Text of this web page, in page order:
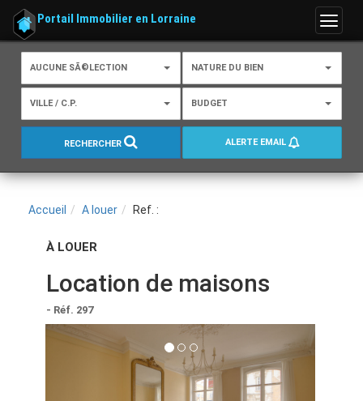
Menu
Portail Immobilier en Lorraine
AUCUNE SÃ©LECTION NATURE DU BIEN
VILLE / C.P. BUDGET
RECHERCHER ALERTE EMAIL
Accueil A louer Ref. :
À LOUER
Location de maisons
- Réf. 297